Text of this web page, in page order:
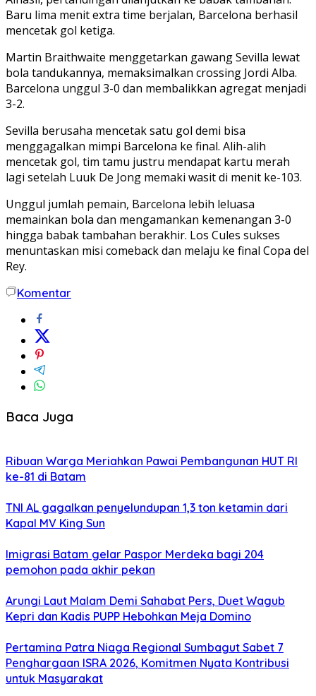
Baru lima menit extra time berjalan, Barcelona berhasil
mencetak gol ketiga.
Martin Braithwaite menggetarkan gawang Sevilla lewat
bola tandukannya, memaksimalkan crossing Jordi Alba.
Barcelona unggul 3-0 dan membalikkan agregat menjadi
3-2.
Sevilla berusaha mencetak satu gol demi bisa
menggagalkan mimpi Barcelona ke final. Alih-alih
mencetak gol, tim tamu justru mendapat kartu merah
lagi setelah Luuk De Jong memaki wasit di menit ke-103.
Unggul jumlah pemain, Barcelona lebih leluasa
memainkan bola dan mengamankan kemenangan 3-0
hingga babak tambahan berakhir. Los Cules sukses
menuntaskan misi comeback dan melaju ke final Copa del
Rey.
Komentar
Baca Juga
Ribuan Warga Meriahkan Pawai Pembangunan HUT RI
ke-81 di Batam
TNI AL gagalkan penyelundupan 1,3 ton ketamin dari
Kapal MV King Sun
Imigrasi Batam gelar Paspor Merdeka bagi 204
pemohon pada akhir pekan
Arungi Laut Malam Demi Sahabat Pers, Duet Wagub
Kepri dan Kadis PUPP Hebohkan Meja Domino
Pertamina Patra Niaga Regional Sumbagut Sabet 7
Penghargaan ISRA 2026, Komitmen Nyata Kontribusi
untuk Masyarakat